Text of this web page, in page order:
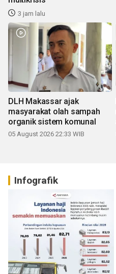
3 jam lalu
DLH Makassar ajak
masyarakat olah sampah
organik sistem komunal
05 August 2026 22:33 WIB
Infografik